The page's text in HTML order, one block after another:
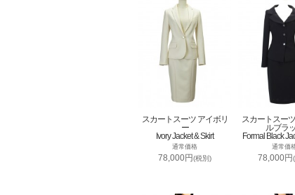
スカートスーツ アイボリ
ー
Ivory Jacket & Skirt
通常価格
78,000円(税別)
スカートスー
ルブラ
Formal Black
通常価
78,000円